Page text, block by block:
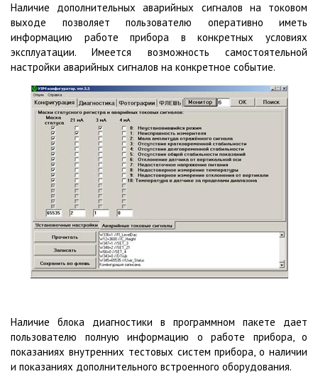
Наличие дополнительных аварийных сигналов на токовом
выходе позволяет пользователю оперативно иметь
информацию работе прибора в конкретных условиях
эксплуатации. Имеется возможность самостоятельной
настройки аварийных сигналов на конкретное событие.
Наличие блока диагностики в программном пакете дает
пользователю полную информацию о работе прибора, о
показаниях внутренних тестовых систем прибора, о наличии
и показаниях дополнительного встроенного оборудования.